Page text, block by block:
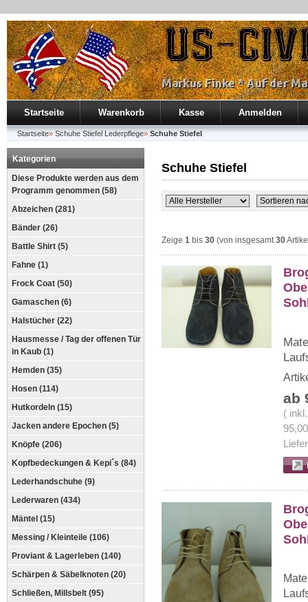
Startseite Warenkorb Kasse Anmelden
Startseite» Schuhe Stiefel Lederpflege» Schuhe Stiefel
Kategorien
Diese Produkte werden aus dem
Programm genommen (58)
Abzeichen (281)
Bänder (26)
Battle Shirt (5)
Fahne (1)
Frock Coat (50)
Gamaschen (6)
Halstücher (22)
Hausmesse / Tag der offenen Tür
in Kaub (1)
Hemden (35)
Hosen (114)
Hutkordeln (15)
Jacken andere Epochen (5)
Knöpfe (206)
Kopfbedeckungen & Kepi´s (84)
Lederhandschuhe (9)
Lederwaren (434)
Mäntel (15)
Messing / Kleinteile (106)
Proviant & Lagerleben (140)
Schärpen & Säbelknoten (20)
Schließen, Millsbelt (95)
Schuhe Stiefel
Zeige 1 bis 30 (von insgesamt30
ab
(